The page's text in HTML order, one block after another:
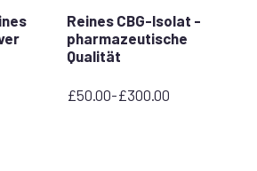
Reines CBG-Isolat -
pharmazeutische
Qualität
£50.00-£300.00
Preisspanne: